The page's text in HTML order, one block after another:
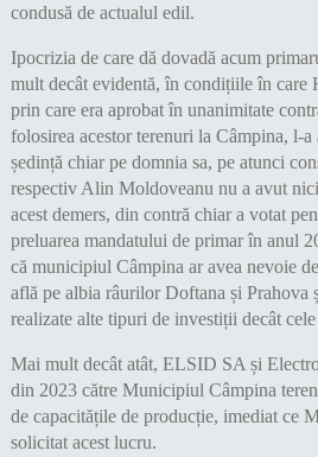
condusă de actualul edil.
Ipocrizia de care dă dovadă acum
mult decât evidentă, în condițiile în care
prin care era aprobat în unanimitate
folosirea acestor terenuri la Câmpina, l-a
ședință chiar pe domnia sa, pe atunci
respectiv Alin Moldoveanu nu a avut
acest demers, din contră chiar a votat
preluarea mandatului de primar în anul
că municipiul Câmpina ar avea nevoie
află pe albia râurilor Doftana și Prahova
realizate alte tipuri de investiții decât
Mai mult decât atât, ELSID SA și
din 2023 către Municipiul Câmpina
de capacitățile de producție, imediat ce
solicitat acest lucru.